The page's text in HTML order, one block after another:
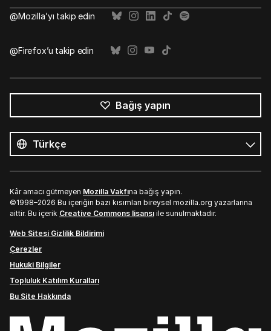
@Mozilla’yı takip edin
@Firefox’u takip edin
Bağış yapın
diller
Dil
Kâr amacı gütmeyen Mozilla Vakfına bağış yapın.
©1998–2026 Bu içeriğin bazı kısımları bireysel mozilla.org yazarlarına
aittir. Bu içerik Creative Commons lisansı ile sunulmaktadır.
Web Sitesi Gizlilik Bildirimi
Çerezler
Hukuki Bilgiler
Topluluk Katılım Kuralları
Bu Site Hakkında